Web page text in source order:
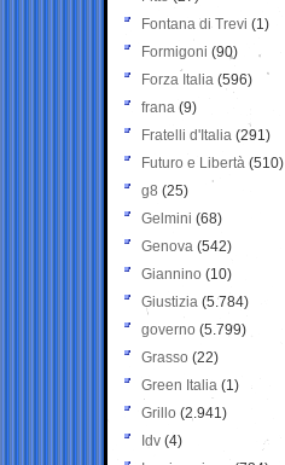
Fontana di Trevi (1)
Formigoni (90)
Forza Italia (596)
frana (9)
Fratelli d'Italia (291)
Futuro e Libertà (510)
g8 (25)
Gelmini (68)
Genova (542)
Giannino (10)
Giustizia (5.784)
governo (5.799)
Grasso (22)
Green Italia (1)
Grillo (2.941)
Idv (4)